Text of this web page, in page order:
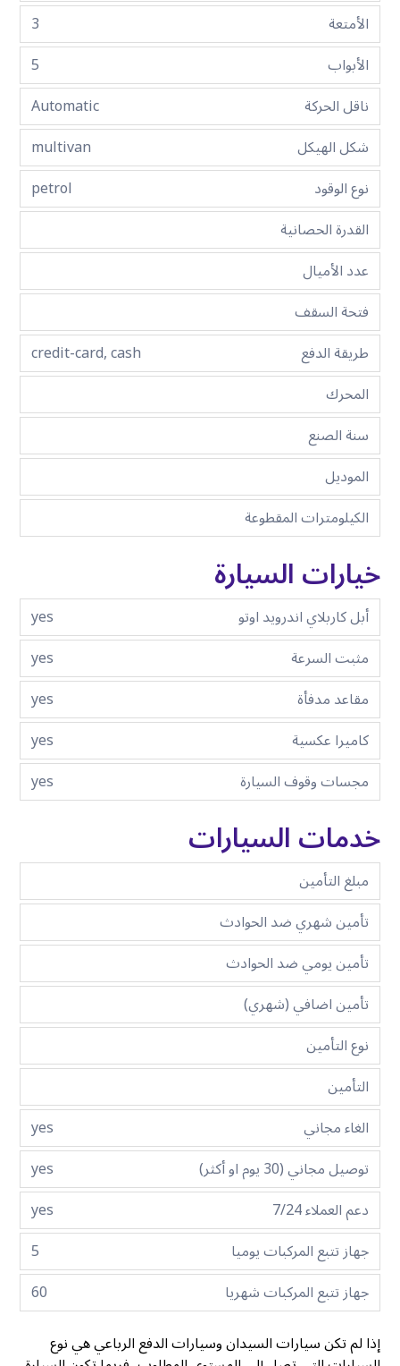
الأمتعة
3
الأبواب
5
ناقل الحركة
Automatic
شكل الهيكل
multivan
نوع الوقود
petrol
القدرة الحصانية
عدد الأميال
فتحة السقف
طريقة الدفع
credit-card, cash
المحرك
سنة الصنع
الموديل
الكيلومترات المقطوعة
خيارات السيارة
أبل كاربلاي اندرويد اوتو
yes
مثبت السرعة
yes
مقاعد مدفأة
yes
كاميرا عكسية
yes
مجسات وقوف السيارة
yes
خدمات السيارات
مبلغ التأمين
تأمين شهري ضد الحوادث
تأمين يومي ضد الحوادث
تأمين اضافي (شهري)
نوع التأمين
التأمين
الغاء مجاني
yes
توصيل مجاني (30 يوم او أكثر)
yes
دعم العملاء 7/24
yes
جهاز تتبع المركبات يوميا
5
جهاز تتبع المركبات شهريا
60
إذا لم تكن سيارات السيدان وسيارات الدفع الرباعي هي نوع